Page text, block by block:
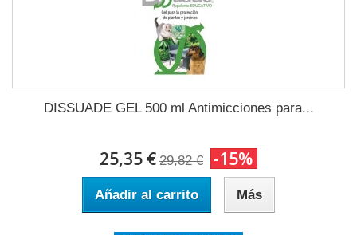
DISSUADE GEL 500 ml Antimicciones para...
25,35 € 29,82 € -15%
Añadir al carrito Más